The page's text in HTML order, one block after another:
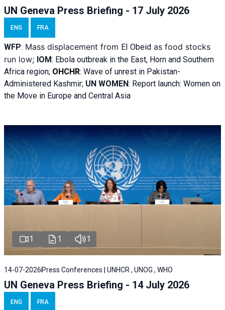
UN Geneva Press Briefing - 17 July 2026
ENG FRA
WFP: Mass displacement from El Obeid as food stocks
run low; IOM: Ebola outbreak in the East, Horn and Southern
Africa region; OHCHR: Wave of unrest in Pakistan-
Administered Kashmir; UN WOMEN: Report launch: Women on
the Move in Europe and Central Asia
1 1 1
14-07-2026 Press Conferences | UNHCR , UNOG , WHO
UN Geneva Press Briefing - 14 July 2026
ENG FRA